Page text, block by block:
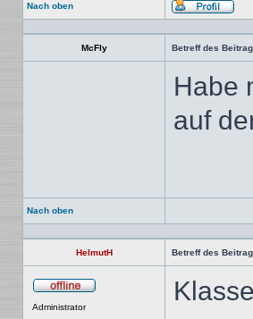
Nach oben
McFly Betreff des
Habe
auf
Nach oben
HelmutH Betreff des
Administrator
Klasse